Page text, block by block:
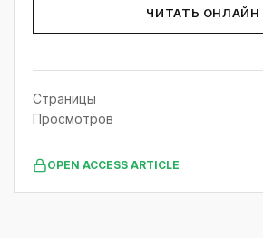
ЧИТАТЬ ОНЛАЙН
Страницы
Просмотров
OPEN ACCESS ARTICLE